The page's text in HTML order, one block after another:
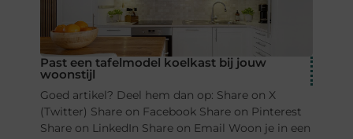
Past een tafelmodel koelkast bij jouw
woonstijl
Goed artikel? Deel hem dan op: Share on X
(Twitter) Share on Facebook Share on Pinterest
Share on LinkedIn Share on Email Woon je in een